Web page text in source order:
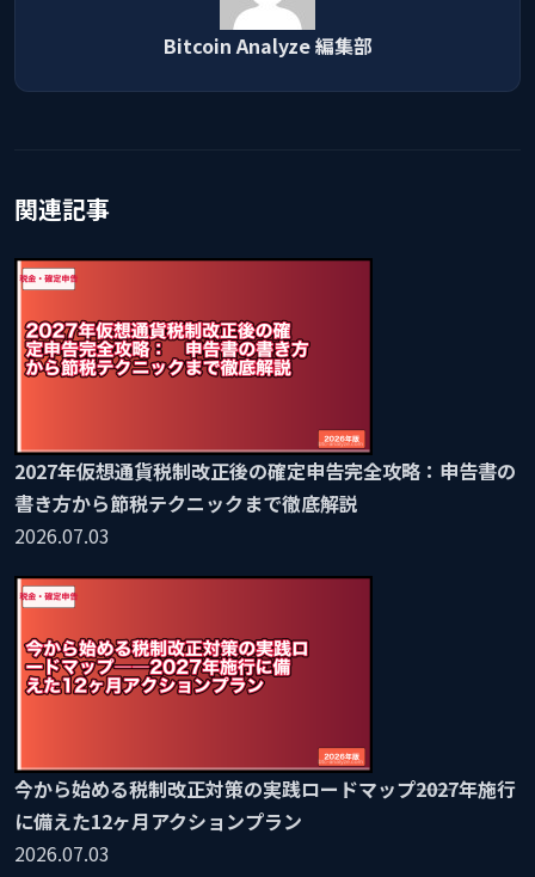
Bitcoin Analyze 編集部
関連記事
2027年仮想通貨税制改正後の確定申告完全攻略：申告書の
書き方から節税テクニックまで徹底解説
2026.07.03
今から始める税制改正対策の実践ロードマップ――2027年施行
に備えた12ヶ月アクションプラン
2026.07.03